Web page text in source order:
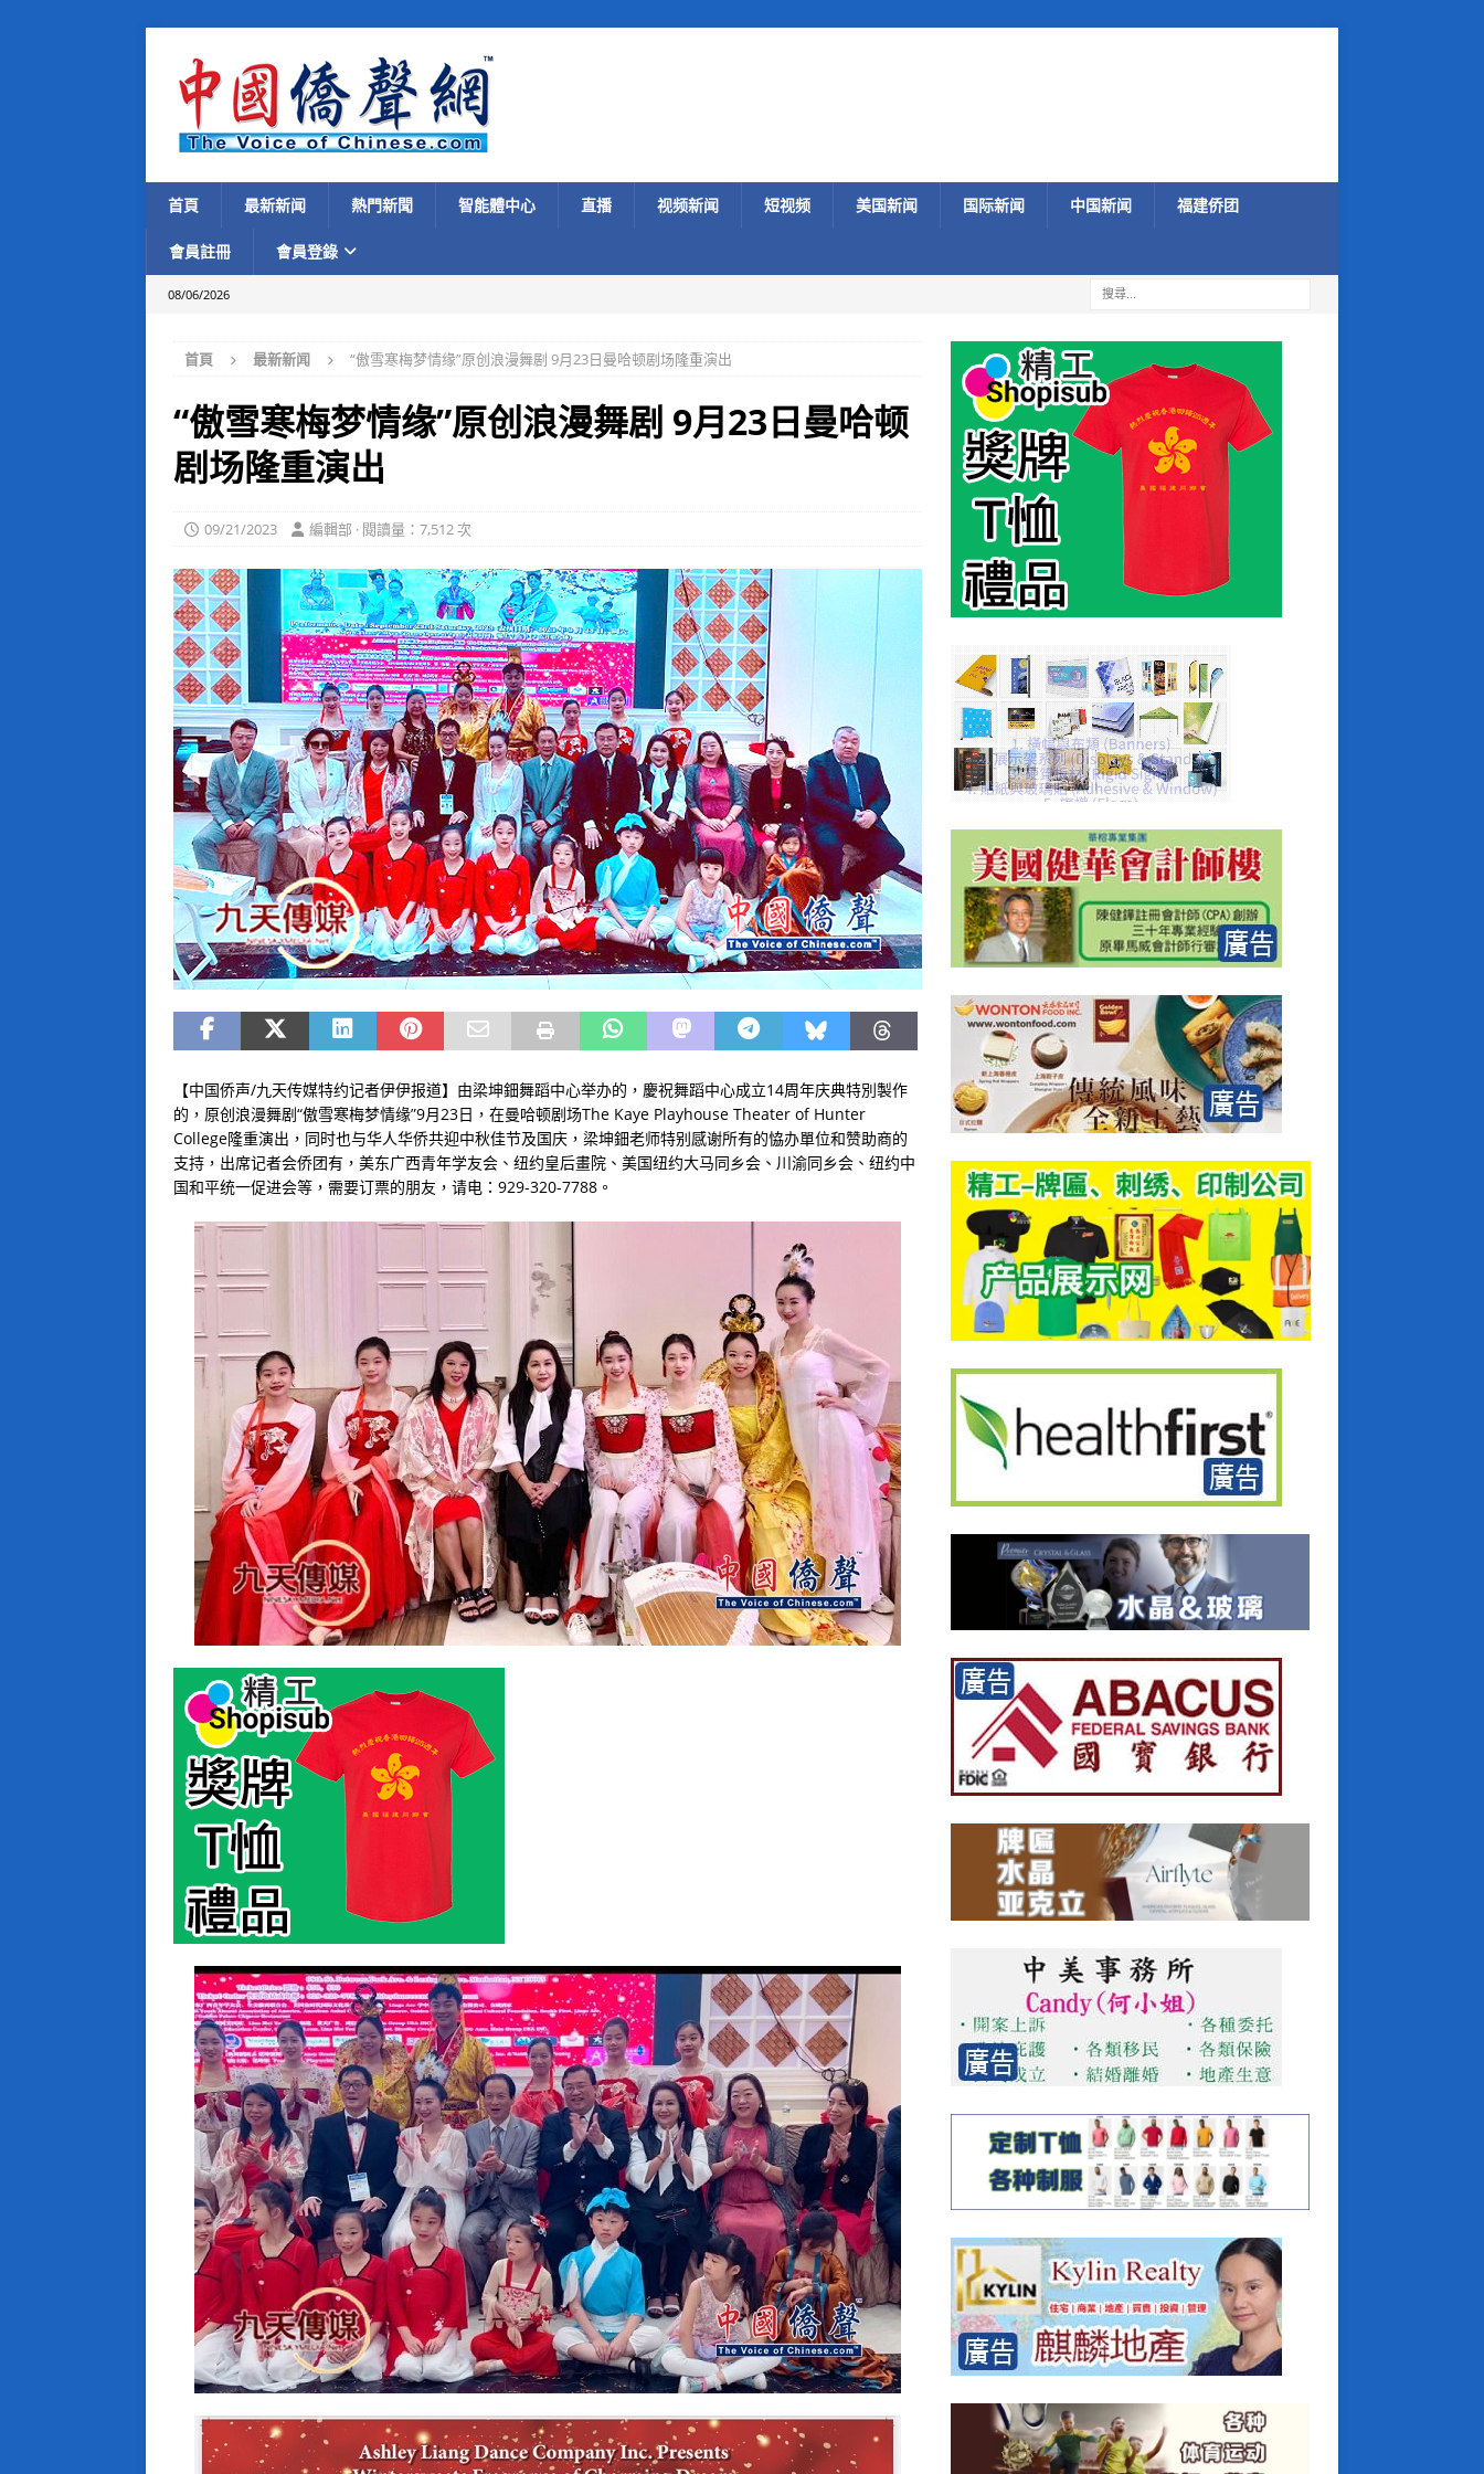
首頁 最新新闻 熱門新聞 智能體中心 直播 视频新闻 短视频 美国新闻 国际新闻 中国新闻 福建侨团
會員註冊 會員登錄
08/06/2026
首頁 最新新闻 “傲雪寒梅梦情缘”原创浪漫舞剧 9月23日曼哈顿剧场隆重演出
“傲雪寒梅梦情缘”原创浪漫舞剧 9月23日曼哈顿
剧场隆重演出
09/21/2023 編輯部 · 閱讀量：7,512 次
【中国侨声/九天传媒特约记者伊伊报道】由梁坤鈿舞蹈中心举办的，慶祝舞蹈中心成立14周年庆典特別製作
的，原创浪漫舞剧“傲雪寒梅梦情缘”9月23日，在曼哈顿剧场The Kaye Playhouse Theater of Hunter
College隆重演出，同时也与华人华侨共迎中秋佳节及国庆，梁坤鈿老师特别感谢所有的恊办單位和赞助商的
支持，出席记者会侨团有，美东广西青年学友会、纽约皇后畫院、美国纽约大马同乡会、川渝同乡会、纽约中
国和平统一促进会等，需要订票的朋友，请电：929-320-7788。